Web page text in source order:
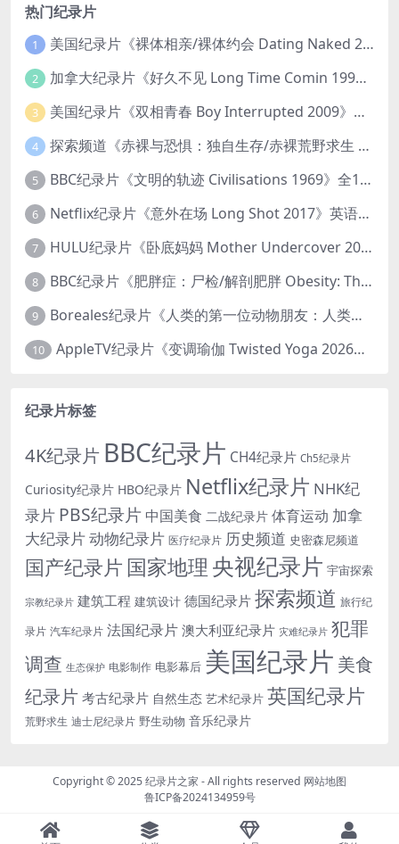
热门纪录片
1 美国纪录片《裸体相亲/裸体约会 Dating Naked 2014-2016》第1-3季全33集 英语中英双字 无水印纯净版 1080P/MKV/85.6G 裸体相亲真人秀
2 加拿大纪录片《好久不见 Long Time Comin 1993》英语中英双字 官方纯净版 1080P/MKV/1G 女同性艺术家
3 美国纪录片《双相青春 Boy Interrupted 2009》英语中英双字 官方纯净版 1080P/MKV/1.43G 青少年躁郁症
4 探索频道《赤裸与恐惧：独自生存/赤裸荒野求生 Naked and Afraid: Solo 2023》第一季全8集 英语中英双字 官方纯净版 高码1080P/MKV/45.4G
5 BBC纪录片《文明的轨迹 Civilisations 1969》全13集 英语中英双字 高清收藏版 1080P/MKV/64.1G 西方艺术史话
6 Netflix纪录片《意外在场 Long Shot 2017》英语中字 720P/NKV/1.06GB 美国谋杀误判案件
7 HULU纪录片《卧底妈妈 Mother Undercover 2023》全4集 英语中英双字 官方纯净版 1080P/MKV/7.6G 拯救孩子
8 BBC纪录片《肥胖症：尸检/解剖肥胖 Obesity: The Post Mortem 2016》英语中英双字 无水印纯净版 1080P/MKV/1.03G
9 Boreales纪录片《人类的第一位动物朋友：人类和狗的神奇故事 Man’s First Friend 2018》英语中英双字 1080P/MP4/1.8G 狗的神奇故事
10 AppleTV纪录片《变调瑜伽 Twisted Yoga 2026》全3集 英语中英双字 无水印纯净版 1080P/MKV/10G 瑜伽大师背后的真相
纪录片标签
4K纪录片 BBC纪录片 CH4纪录片 Ch5纪录片
Curiosity纪录片 HBO纪录片 Netflix纪录片 NHK纪
录片 PBS纪录片 中国美食 二战纪录片 体育运动 加拿
大纪录片动物纪录片 医疗纪录片 历史频道 史密森尼频道
国产纪录片 国家地理 央视纪录片 宇宙探索
宗教纪录片 建筑工程 建筑设计 德国纪录片 探索频道 旅行纪
录片 汽车纪录片 法国纪录片 澳大利亚纪录片 灾难纪录片 犯罪
调查 生态保护 电影制作 电影幕后 美国纪录片 美食
纪录片考古纪录片 自然生态 艺术纪录片 英国纪录片
荒野求生 迪士尼纪录片 野生动物 音乐纪录片
Copyright © 2025纪录片之家 - All rights reserved 网站地图
鲁ICP备2024134959号